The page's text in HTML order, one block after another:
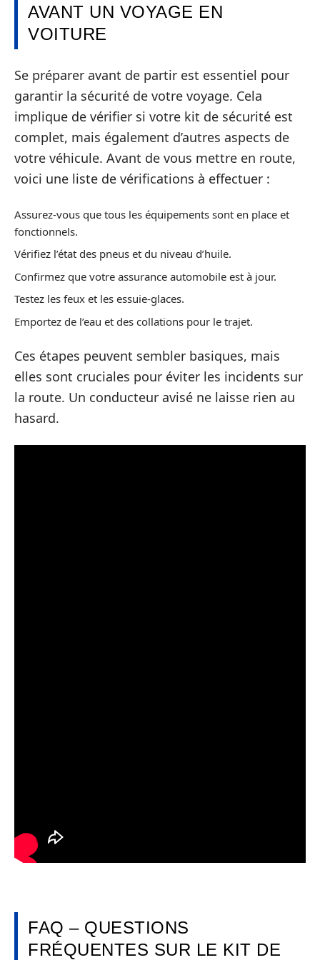
AVANT UN VOYAGE EN
VOITURE
Se préparer avant de partir est essentiel pour
garantir la sécurité de votre voyage. Cela
implique de vérifier si votre kit de sécurité est
complet, mais également d’autres aspects de
votre véhicule. Avant de vous mettre en route,
voici une liste de vérifications à effectuer :
Assurez-vous que tous les équipements sont en place et
fonctionnels.
Vérifiez l’état des pneus et du niveau d’huile.
Confirmez que votre assurance automobile est à jour.
Testez les feux et les essuie-glaces.
Emportez de l’eau et des collations pour le trajet.
Ces étapes peuvent sembler basiques, mais
elles sont cruciales pour éviter les incidents sur
la route. Un conducteur avisé ne laisse rien au
hasard.
FAQ – QUESTIONS
FRÉQUENTES SUR LE KIT DE